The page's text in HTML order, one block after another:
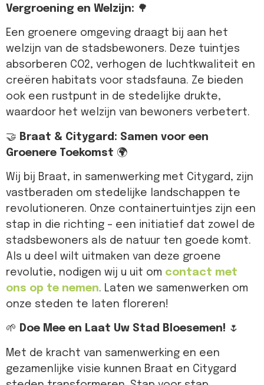
Vergroening en Welzijn: 🌳
Een groenere omgeving draagt bij aan het
welzijn van de stadsbewoners. Deze tuintjes
absorberen CO2, verhogen de luchtkwaliteit en
creëren habitats voor stadsfauna. Ze bieden
ook een rustpunt in de stedelijke drukte,
waardoor het welzijn van bewoners verbetert.
🤝 Braat & Citygard: Samen voor een
Groenere Toekomst 🌍
Wij bij Braat, in samenwerking met Citygard, zijn
vastberaden om stedelijke landschappen te
revolutioneren. Onze containertuintjes zijn een
stap in die richting – een initiatief dat zowel de
stadsbewoners als de natuur ten goede komt.
Als u deel wilt uitmaken van deze groene
revolutie, nodigen wij u uit om contact met
ons op te nemen. Laten we samenwerken om
onze steden te laten floreren!
🌱 Doe Mee en Laat Uw Stad Bloesemen! 🌷
Met de kracht van samenwerking en een
gezamenlijke visie kunnen Braat en Citygard